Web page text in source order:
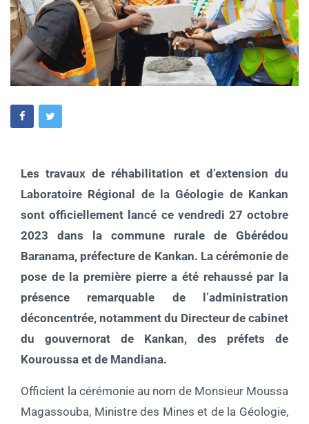
Les travaux de réhabilitation et d’extension du
Laboratoire Régional de la Géologie de Kankan
sont officiellement lancé ce vendredi 27 octobre
2023 dans la commune rurale de Gbérédou
Baranama, préfecture de Kankan. La cérémonie de
pose de la première pierre a été rehaussé par la
présence remarquable de l’administration
déconcentrée, notamment du Directeur de cabinet
du gouvernorat de Kankan, des préfets de
Kouroussa et de Mandiana.
Officient la cérémonie au nom de Monsieur Moussa
Magassouba, Ministre des Mines et de la Géologie,